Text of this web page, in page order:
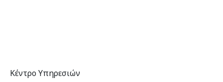
Κέντρο Υπηρεσιών